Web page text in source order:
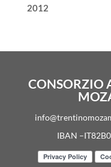
2012
CONSORZIO
IBAN